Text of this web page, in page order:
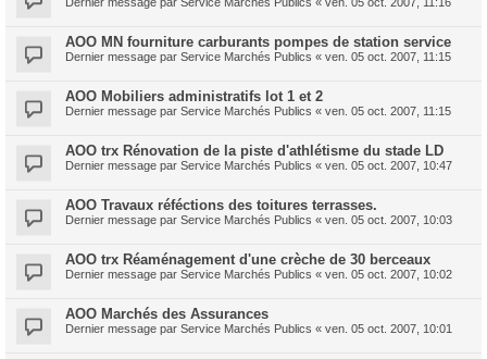
AOO MN fourniture carburants pompes de station service
Dernier message par Service Marchés Publics « ven. 05 oct. 2007, 11:15
AOO Mobiliers administratifs lot 1 et 2
Dernier message par Service Marchés Publics « ven. 05 oct. 2007, 11:15
AOO trx Rénovation de la piste d'athlétisme du stade LD
Dernier message par Service Marchés Publics « ven. 05 oct. 2007, 10:47
AOO Travaux réféctions des toitures terrasses.
Dernier message par Service Marchés Publics « ven. 05 oct. 2007, 10:03
AOO trx Réaménagement d'une crèche de 30 berceaux
Dernier message par Service Marchés Publics « ven. 05 oct. 2007, 10:02
AOO Marchés des Assurances
Dernier message par Service Marchés Publics « ven. 05 oct. 2007, 10:01